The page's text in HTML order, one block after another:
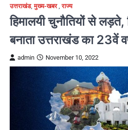
उत्तराखंड,मुख्य-खबर,राज्य
हिमालयी चुनौतियों से
बनाता उत्तराखंड का 23वें
admin November 10, 2022